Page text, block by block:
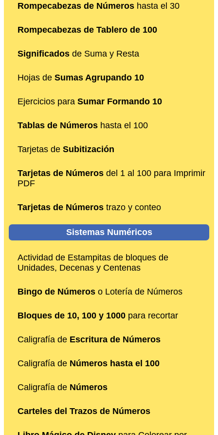
Rompecabezas de Números hasta el 30
Rompecabezas de Tablero de 100
Significados de Suma y Resta
Hojas de Sumas Agrupando 10
Ejercicios para Sumar Formando 10
Tablas de Números hasta el 100
Tarjetas de Subitización
Tarjetas de Números del 1 al 100 para Imprimir
PDF
Tarjetas de Números trazo y conteo
Sistemas Numéricos
Actividad de Estampitas de bloques de
Unidades, Decenas y Centenas
Bingo de Números o Lotería de Números
Bloques de 10, 100 y 1000 para recortar
Caligrafía de Escritura de Números
Caligrafía de Números hasta el 100
Caligrafía de Números
Carteles del Trazos de Números